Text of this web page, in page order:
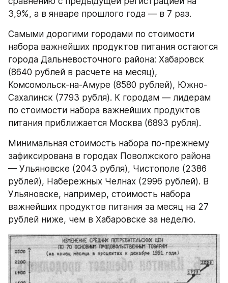
3,9%, а в январе прошлого года — в 7 раз.
Самыми дорогими городами по стоимости
набора важнейших продуктов питания остаются
города Дальневосточного района: Хабаровск
(8640 рублей в расчете на месяц),
Комсомольск-на-Амуре (8580 рублей), Южно-
Сахалинск (7793 рубля). К городам — лидерам
по стоимости набора важнейших продуктов
питания приближается Москва (6893 рубля).
Минимальная стоимость набора по-прежнему
зафиксирована в городах Поволжского района
— Ульяновске (2043 рубля), Чистополе (2386
рублей), Набережных Челнах (2996 рублей). В
Ульяновске, например, стоимость набора
важнейших продуктов питания за месяц на 27
рублей ниже, чем в Хабаровске за неделю.